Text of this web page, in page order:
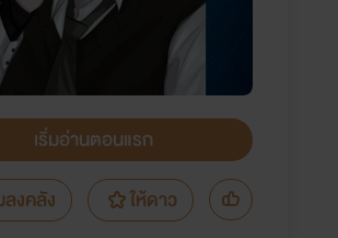
เริ่มอ่านตอนแรก
ลงคลัง
ให้ดาว